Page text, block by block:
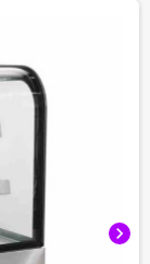
chevron_right